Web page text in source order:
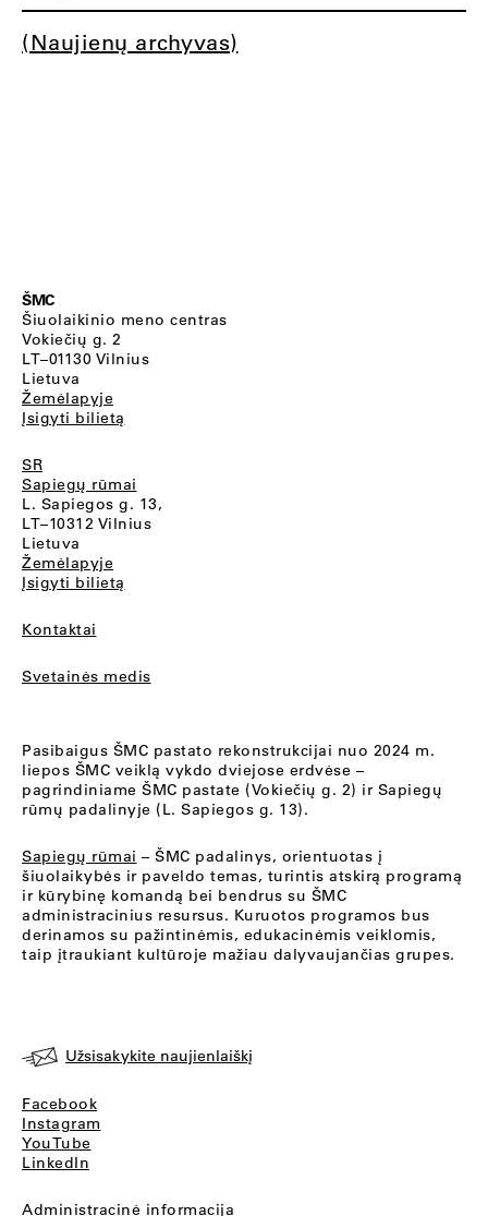
(Naujienų archyvas)
ŠMC
Šiuolaikinio meno centras
Vokiečių g. 2
LT–01130 Vilnius
Lietuva
Žemėlapyje
Įsigyti bilietą
SR
Sapiegų rūmai
L. Sapiegos g. 13,
LT–10312 Vilnius
Lietuva
Žemėlapyje
Įsigyti bilietą
Kontaktai
Svetainės medis
Pasibaigus ŠMC pastato rekonstrukcijai nuo 2024 m.
liepos ŠMC veiklą vykdo dviejose erdvėse –
pagrindiniame ŠMC pastate (Vokiečių g. 2) ir Sapiegų
rūmų padalinyje (L. Sapiegos g. 13).
Sapiegų rūmai – ŠMC padalinys, orientuotas į
šiuolaikybės ir paveldo temas, turintis atskirą programą
ir kūrybinę komandą bei bendrus su ŠMC
administracinius resursus. Kuruotos programos bus
derinamos su pažintinėmis, edukacinėmis veiklomis,
taip įtraukiant kultūroje mažiau dalyvaujančias grupes.
Užsisakykite naujienlaiškį
Facebook
Instagram
YouTube
LinkedIn
Administracinė informacija